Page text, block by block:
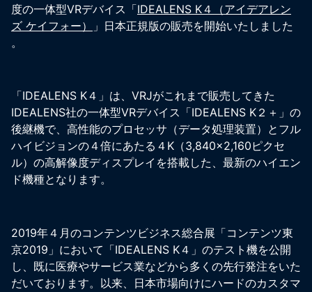
度の一体型VRデバイス「IDEALENS K４（アイデアレン
ズ ケイフォー）
」日本正規版の販売を開始いたしました
。
「IDEALENS K４」は、VRJがこれまで販売してきた
IDEALENS社の一体型VRデバイス「IDEALENS K２＋」の
後継機で、高性能のプロセッサ（データ処理装置）とフル
ハイビジョンの４倍にあたる４K（3,840×2,160ピクセ
ル）の高解像度ディスプレイを搭載した、最新のハイエン
ド機種となります。
2019年４月のコンテンツビジネス総合展「コンテンツ東
京2019」において「IDEALENS K４」のテスト機を公開
し、既に医療やサービス業などから多くの先行発注をいた
だいております。以来、日本市場向けにハードのカスタマ